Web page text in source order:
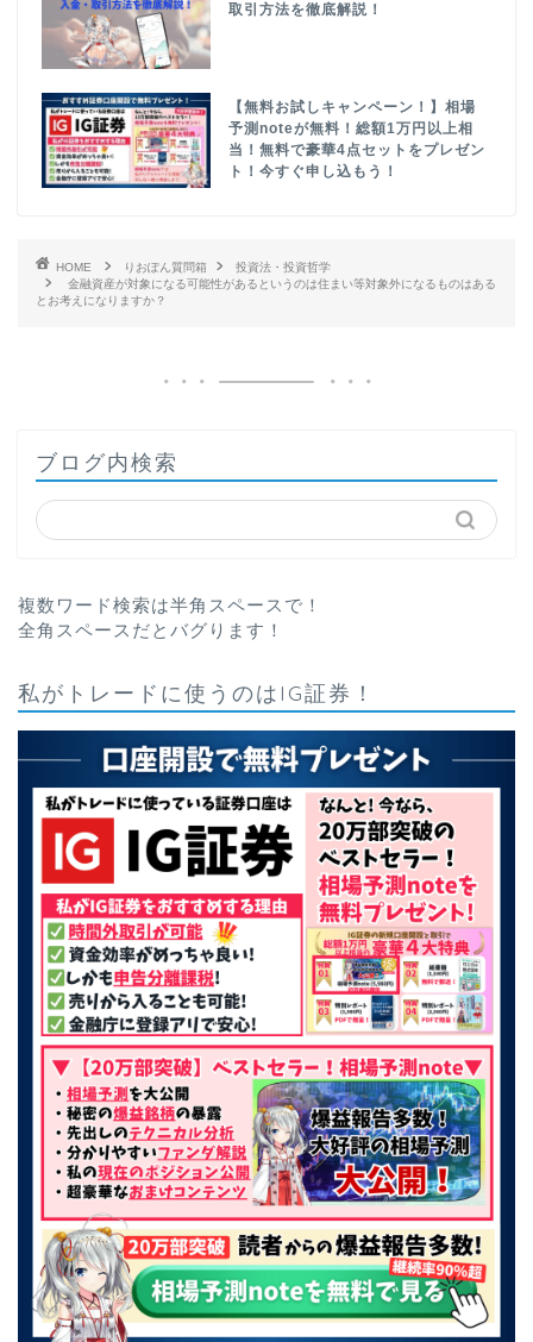
取引方法を徹底解説！
【無料お試しキャンペーン！】相場
予測noteが無料！総額1万円以上相
当！無料で豪華4点セットをプレゼン
ト！今すぐ申し込もう！
HOME りおぽん質問箱
投資法・投資哲学
金融資産が対象になる可能性があるというのは住まい等対象外になるものはある
とお考えになりますか？
ブログ内検索
複数ワード検索は半角スペースで！
全角スペースだとバグります！
私がトレードに使うのはIG証券！